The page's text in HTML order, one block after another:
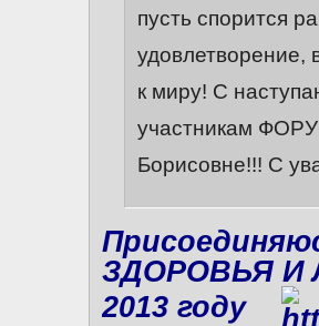
пусть спорится
удовлетворение,
к миру! С
участникам
Борисовне!!! С
ЗДОРОВЬЯ И
2013 году